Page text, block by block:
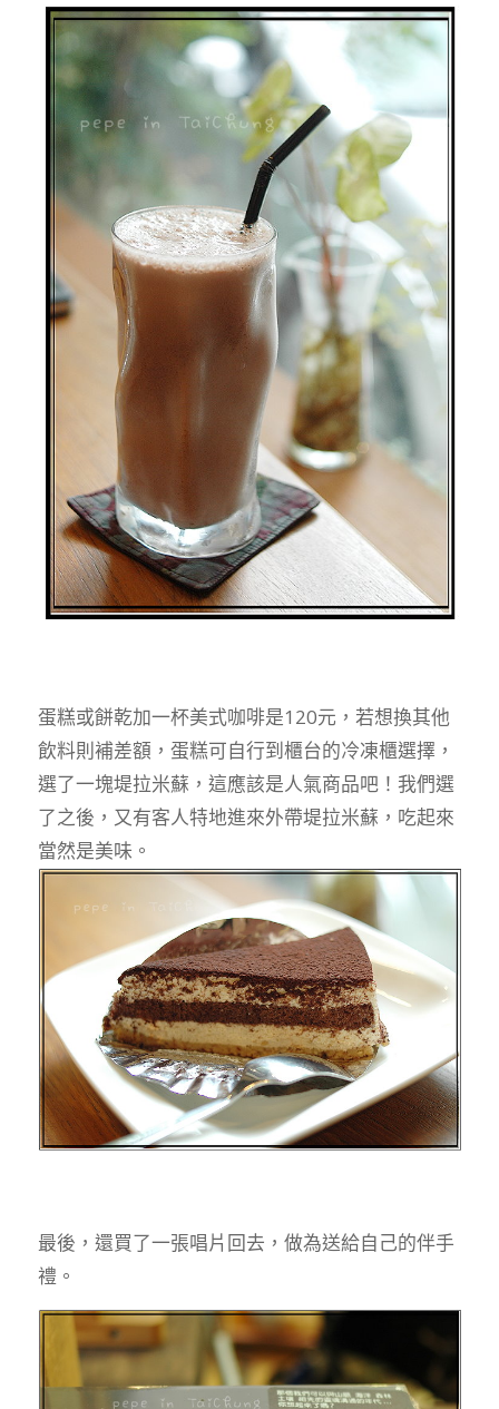
蛋糕或餅乾加一杯美式咖啡是120元，若想換其他
飲料則補差額，蛋糕可自行到櫃台的冷凍櫃選擇，
選了一塊堤拉米蘇，這應該是人氣商品吧！我們選
了之後，又有客人特地進來外帶堤拉米蘇，吃起來
當然是美味。
最後，還買了一張唱片回去，做為送給自己的伴手
禮。